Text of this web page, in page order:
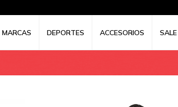
MARCAS DEPORTES ACCESORIOS SALE